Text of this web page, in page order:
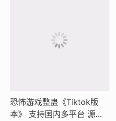
恐怖游戏整蛊《Tiktok版
本》 支持国内多平台 源头